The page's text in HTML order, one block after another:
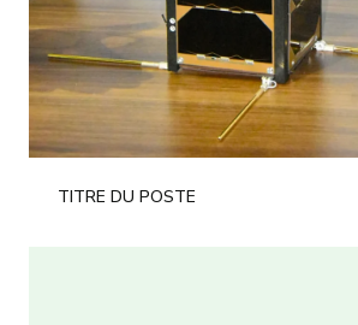
TITRE DU POSTE